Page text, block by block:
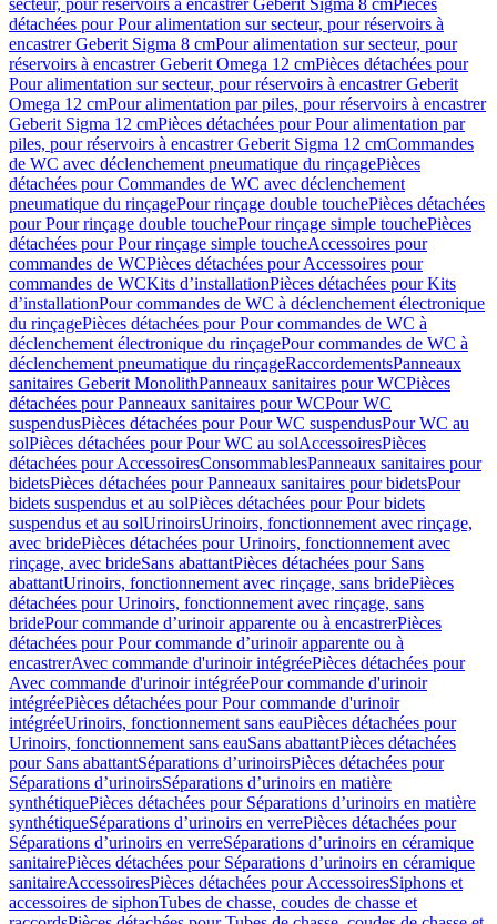
secteur, pour réservoirs à encastrer Geberit Sigma 8 cmPièces
détachées pour Pour alimentation sur secteur, pour réservoirs à
encastrer Geberit Sigma 8 cmPour alimentation sur secteur, pour
réservoirs à encastrer Geberit Omega 12 cmPièces détachées pour
Pour alimentation sur secteur, pour réservoirs à encastrer Geberit
Omega 12 cmPour alimentation par piles, pour réservoirs à encastrer
Geberit Sigma 12 cmPièces détachées pour Pour alimentation par
piles, pour réservoirs à encastrer Geberit Sigma 12 cmCommandes
de WC avec déclenchement pneumatique du rinçagePièces
détachées pour Commandes de WC avec déclenchement
pneumatique du rinçagePour rinçage double touchePièces détachées
pour Pour rinçage double touchePour rinçage simple touchePièces
détachées pour Pour rinçage simple toucheAccessoires pour
commandes de WCPièces détachées pour Accessoires pour
commandes de WCKits d’installationPièces détachées pour Kits
d’installationPour commandes de WC à déclenchement électronique
du rinçagePièces détachées pour Pour commandes de WC à
déclenchement électronique du rinçagePour commandes de WC à
déclenchement pneumatique du rinçageRaccordementsPanneaux
sanitaires Geberit MonolithPanneaux sanitaires pour WCPièces
détachées pour Panneaux sanitaires pour WCPour WC
suspendusPièces détachées pour Pour WC suspendusPour WC au
solPièces détachées pour Pour WC au solAccessoiresPièces
détachées pour AccessoiresConsommablesPanneaux sanitaires pour
bidetsPièces détachées pour Panneaux sanitaires pour bidetsPour
bidets suspendus et au solPièces détachées pour Pour bidets
suspendus et au solUrinoirsUrinoirs, fonctionnement avec rinçage,
avec bridePièces détachées pour Urinoirs, fonctionnement avec
rinçage, avec brideSans abattantPièces détachées pour Sans
abattantUrinoirs, fonctionnement avec rinçage, sans bridePièces
détachées pour Urinoirs, fonctionnement avec rinçage, sans
bridePour commande d’urinoir apparente ou à encastrerPièces
détachées pour Pour commande d’urinoir apparente ou à
encastrerAvec commande d'urinoir intégréePièces détachées pour
Avec commande d'urinoir intégréePour commande d'urinoir
intégréePièces détachées pour Pour commande d'urinoir
intégréeUrinoirs, fonctionnement sans eauPièces détachées pour
Urinoirs, fonctionnement sans eauSans abattantPièces détachées
pour Sans abattantSéparations d’urinoirsPièces détachées pour
Séparations d’urinoirsSéparations d’urinoirs en matière
synthétiquePièces détachées pour Séparations d’urinoirs en matière
synthétiqueSéparations d’urinoirs en verrePièces détachées pour
Séparations d’urinoirs en verreSéparations d’urinoirs en céramique
sanitairePièces détachées pour Séparations d’urinoirs en céramique
sanitaireAccessoiresPièces détachées pour AccessoiresSiphons et
accessoires de siphonTubes de chasse, coudes de chasse et